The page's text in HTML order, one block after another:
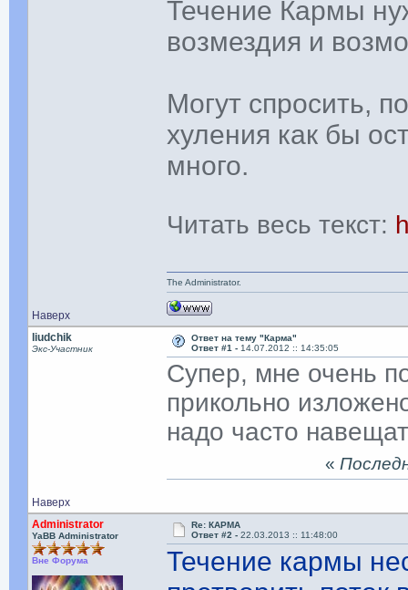
Течение Кармы
возмездия и
Могут спросить,
хуления как бы
много.
Читать весь текст:
Наверх
The Administrator.
liudchik
Экс-Участник
Ответ на тему "Карма"
Ответ #1 - 14.07.2012 :: 14:35:05
Супер, мне очень
прикольно
надо часто
Наверх
«
Administrator
YaBB Administrator
Вне Форума
Re: КАРМА
Ответ #2 -22.03.2013 :: 11:48:00
Течение кармы